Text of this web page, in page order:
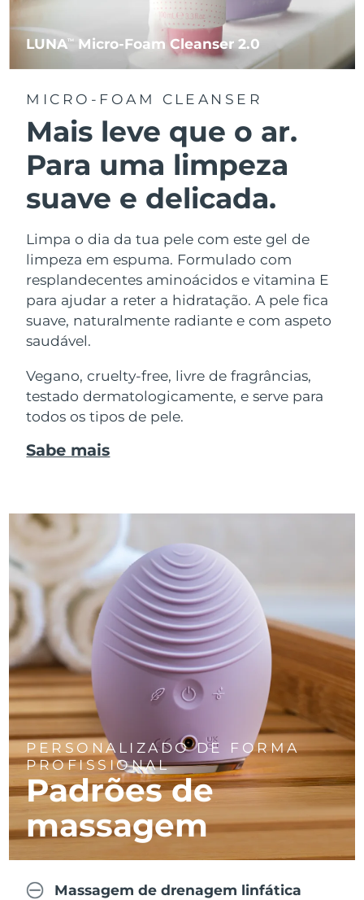
LUNATM Micro-Foam Cleanser 2.0
MICRO-FOAM CLEANSER
Mais leve que o ar.
Para uma limpeza
suave e delicada.
Limpa o dia da tua pele com este gel de
limpeza em espuma. Formulado com
resplandecentes aminoácidos e vitamina E
para ajudar a reter a hidratação. A pele fica
suave, naturalmente radiante e com aspeto
saudável.
Vegano, cruelty-free, livre de fragrâncias,
testado dermatologicamente, e serve para
todos os tipos de pele.
Sabe mais
PERSONALIZADO DE FORMA
PROFISSIONAL
Padrões de
massagem
Massagem de drenagem linfática